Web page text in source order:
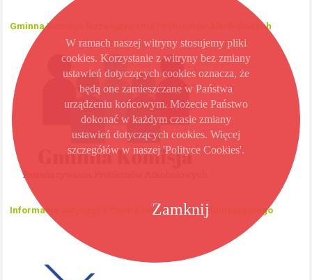
Gminna Komisja Rozwiązywania Problemów Alkoholowych
Informacje dotyczące Centralnego Portu Komunikacyjnego
Zamknij
W ramach naszej witryny stosujemy pliki
cookies. Korzystanie z witryny bez zmiany
ustawień dotyczących cookies oznacza, że
będą one zamieszczane w Państwa
urządzeniu końcowym. Możecie Państwo
dokonać w każdym czasie zmiany
ustawień dotyczących cookies. Więcej
szczegółów w naszej 'Polityce Cookies'.